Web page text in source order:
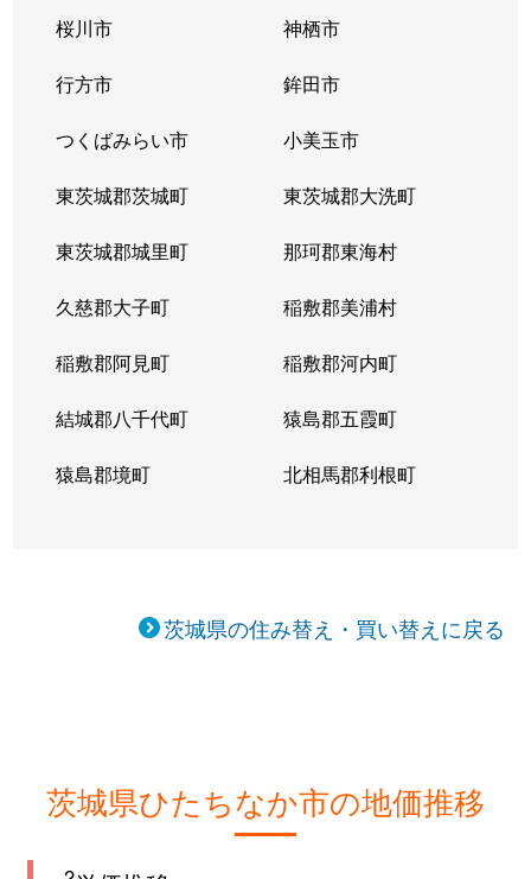
桜川市 神栖市
行方市 鉾田市
つくばみらい市 小美玉市
東茨城郡茨城町 東茨城郡大洗町
東茨城郡城里町 那珂郡東海村
久慈郡大子町 稲敷郡美浦村
稲敷郡阿見町 稲敷郡河内町
結城郡八千代町 猿島郡五霞町
猿島郡境町 北相馬郡利根町
茨城県の住み替え・買い替えに戻る
茨城県ひたちなか市の地価推移